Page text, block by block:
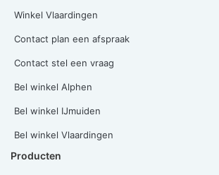
Winkel Vlaardingen
Contact plan een afspraak
Contact stel een vraag
Bel winkel Alphen
Bel winkel IJmuiden
Bel winkel Vlaardingen
Producten